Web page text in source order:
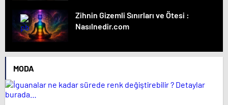
Zihnin Gizemli Sınırları ve Ötesi :
Nasılnedir.com
MODA